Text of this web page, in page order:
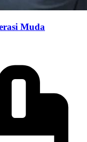
Muda